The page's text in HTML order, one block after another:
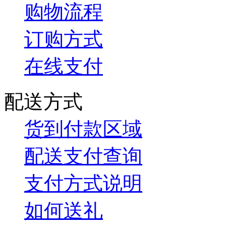
购物流程
订购方式
在线支付
配送方式
货到付款区域
配送支付查询
支付方式说明
如何送礼